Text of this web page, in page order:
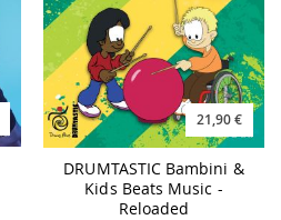
21,90 €
DRUMTASTIC Bambini &
Kids Beats Music -
Reloaded